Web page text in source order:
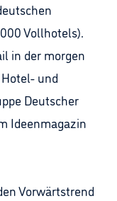
Vollhotels).
in der morgen
und
Deutscher
Ideenmagazin
Vorwärtstrend